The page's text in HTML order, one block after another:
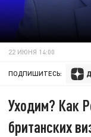
22 ИЮНЯ 14:00
ПОДПИШИТЕСЬ:
Уходим? Как
британских